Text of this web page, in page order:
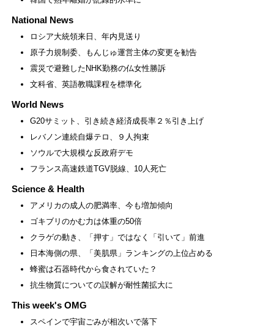
National News
ロシア大統領来日、年内見送り
原子力規制委、もんじゅ運営主体の変更を勧告
震災で避難したNHK勤務の仏女性勝訴
文科省、英語教職課程を標準化
World News
G20サミット、引き続き経済成長率２％引き上げ
レバノン連続自爆テロ、９人拘束
ソウルで大規模な反政府デモ
フランス高速鉄道TGV脱線、10人死亡
Science & Health
アメリカの成人の肥満率、今も増加傾向
ゴキブリのかむ力は体重の50倍
クラゲの動き、「押す」ではなく「引いて」前進
日本海側の県、「美肌県」ランキングの上位占める
蜂蜜は石器時代から食されていた？
抗生物質についての誤解が耐性菌拡大に
This week's OMG
スペインで宇宙ごみが相次いで落下